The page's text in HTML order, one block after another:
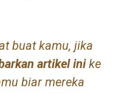
buat kamu, jika
artikel inike
biar mereka